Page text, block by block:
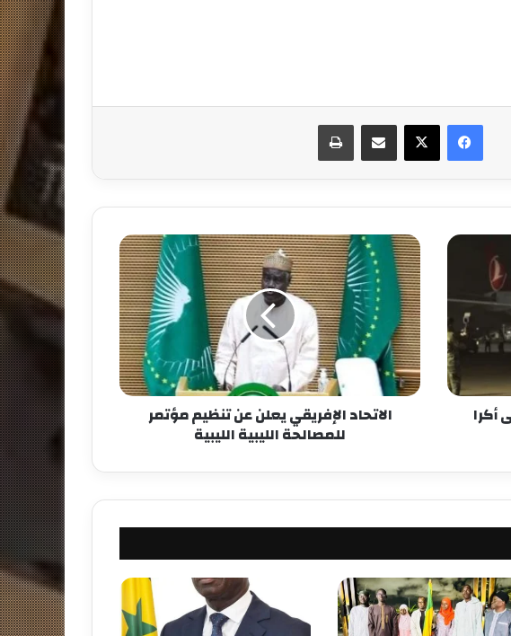
فيسبوكX مشاركة عبر البريد طباعة
أكرا الاتحاد الإفريقي يعلن عن تنظيم مؤتمر
للمصالحة الليبية الليبية